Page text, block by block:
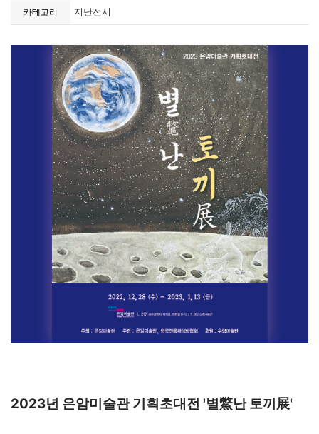
카테고리 지난전시
2023년 은암미술관 기획초대전 '별鱉난 토끼展'